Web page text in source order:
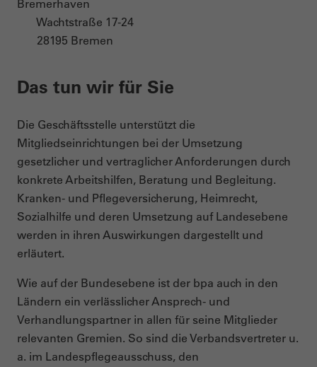
Bremerhaven
Wachtstraße 17-24
28195 Bremen
Das tun wir für Sie
Die Geschäftsstelle unterstützt die
Mitgliedseinrichtungen bei der Umsetzung
gesetzlicher und vertraglicher Anforderungen durch
konkrete Arbeitshilfen, Beratung und Begleitung.
Kranken- und Pflegeversicherung, Heimrecht,
Sozialhilfe und deren Umsetzung auf Landesebene
werden in ihren Auswirkungen dargestellt und
erläutert.
Wie auf der Bundesebene ist der bpa auch in den
Ländern ein verlässlicher Ansprech- und
Verhandlungspartner in allen für seine Mitglieder
relevanten Gremien. So sind die Verbandsvertreter u.
a. im Landespflegeausschuss, den